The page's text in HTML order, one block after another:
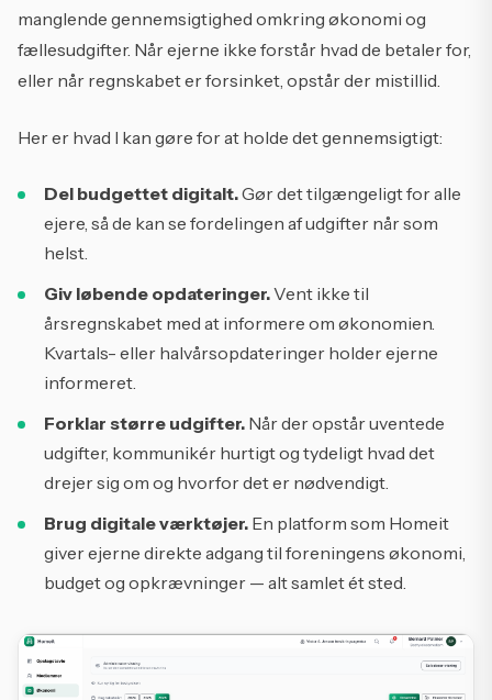
manglende gennemsigtighed omkring økonomi og
fællesudgifter. Når ejerne ikke forstår hvad de betaler for,
eller når regnskabet er forsinket, opstår der mistillid.
Her er hvad I kan gøre for at holde det gennemsigtigt:
Del budgettet digitalt.Gør det tilgængeligt for alle
ejere, så de kan se fordelingen af udgifter når som
helst.
Giv løbende opdateringer.Vent ikke til
årsregnskabet med at informere om økonomien.
Kvartals- eller halvårsopdateringer holder ejerne
informeret.
Forklar større udgifter. Når der opstår uventede
udgifter, kommunikér hurtigt og tydeligt hvad det
drejer sig om og hvorfor det er nødvendigt.
Brug digitale værktøjer. En platform som Homeit
giver ejerne direkte adgang til foreningens økonomi,
budget og opkrævninger — alt samlet ét sted.